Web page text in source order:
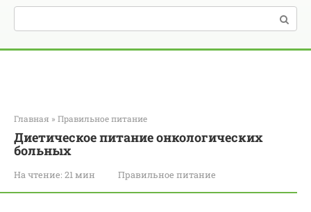
Поиск:
Главная » Правильное питание
Диетическое питание онкологических
больных
На чтение: 21 мин Правильное питание